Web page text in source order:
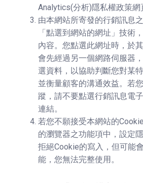
Analytics(分析)隱私權政策網
由本網站所寄發的行銷訊息
「點選到網站的網址」技術
內容。您點選此網址時，於
會先經過另一個網路伺服器
選資料，以協助判斷您對某
並衡量顧客的溝通效益。若
蹤，請不要點選行銷訊息電
連結。
若您不願接受本網站的
的瀏覽器之功能項中，設定
拒絕Cookie的寫入，但可能
能，您無法完整使用。